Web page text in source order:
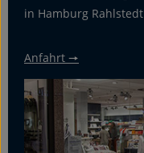
in Hamburg Rahlstedt
Anfahrt 🠖